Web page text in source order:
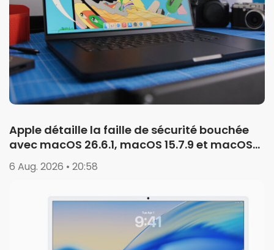
Apple détaille la faille de sécurité bouchée
avec macOS 26.6.1, macOS 15.7.9 et macOS
14.8.9
6 Aug. 2026 • 20:58